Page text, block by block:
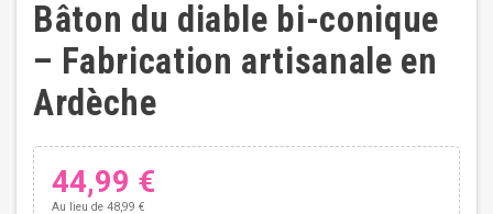
Bâton du diable bi-conique
– Fabrication artisanale en
Ardèche
44,99 €
Au lieu de 48,99 €